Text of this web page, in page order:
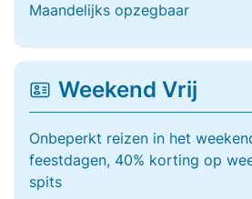
Maandelijks opzegbaar
Weekend Vrij
Onbeperkt reizen in het
feestdagen, 40% korting op
spits